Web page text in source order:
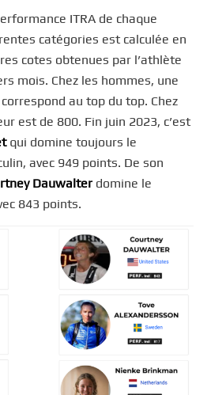
ITRA de chaque
catégories est calculée en
cotes obtenues par l’athlète
mois. Chez les hommes, une
au top du top. Chez
est de 800. Fin juin 2023, c’est
qui domine toujours le
avec 949 points. De son
Dauwalter domine le
843 points.